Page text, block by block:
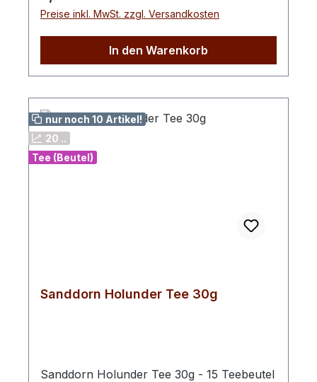
Sanddornbeeren, AromaDiese Mischung
mit der süßen Fruchtigkeit von Erdbeeren
und Himbeeren. Der Tee bietet ein rundes,
jede Jahreszeit.
Preise inkl. MwSt. zzgl. Versandkosten
In den Warenkorb
nur noch 10 Artikel!
20 ..
Tee (Beutel)
Sanddorn Holunder Tee 30g
Sanddorn Holunder Tee 30g - 15 Teebeutel